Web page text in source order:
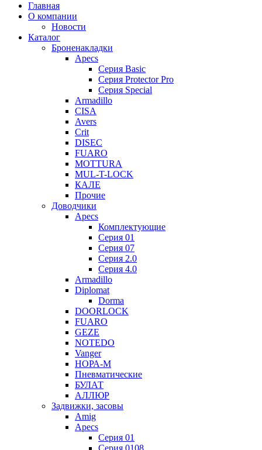
Главная
О компании
Новости
Каталог
Броненакладки
Apecs
Серия Basic
Серия Protector Pro
Серия Special
Armadillo
CISA
Avers
Crit
DISEC
FUARO
MOTTURA
MUL-T-LOCK
КАЛЕ
Прочие
Доводчики
Apecs
Комплектующие
Серия 01
Серия 07
Серия 2.0
Серия 4.0
Armadillo
Diplomat
Dorma
DOORLOCK
FUARO
GEZE
NOTEDO
Vanger
НОРА-М
Пневматические
БУЛАТ
АЛЛЮР
Задвижки, засовы
Amig
Apecs
Серия 01
Серия 0108